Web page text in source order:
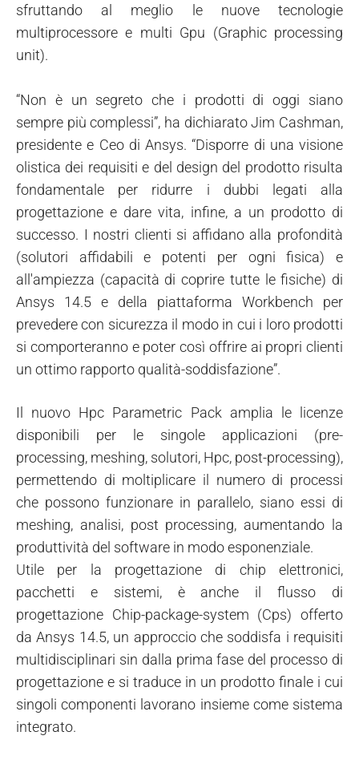
sfruttando al meglio le nuove tecnologie
multiprocessore e multi Gpu (Graphic processing
unit).
“Non è un segreto che i prodotti di oggi siano
sempre più complessi”, ha dichiarato Jim Cashman,
presidente e Ceo di Ansys. “Disporre di una visione
olistica dei requisiti e del design del prodotto risulta
fondamentale per ridurre i dubbi legati alla
progettazione e dare vita, infine, a un prodotto di
successo. I nostri clienti si affidano alla profondità
(solutori affidabili e potenti per ogni fisica) e
all'ampiezza (capacità di coprire tutte le fisiche) di
Ansys 14.5 e della piattaforma Workbench per
prevedere con sicurezza il modo in cui i loro prodotti
si comporteranno e poter così offrire ai propri clienti
un ottimo rapporto qualità-soddisfazione”.
Il nuovo Hpc Parametric Pack amplia le licenze
disponibili per le singole applicazioni (pre-
processing, meshing, solutori, Hpc, post-processing),
permettendo di moltiplicare il numero di processi
che possono funzionare in parallelo, siano essi di
meshing, analisi, post processing, aumentando la
produttività del software in modo esponenziale.
Utile per la progettazione di chip elettronici,
pacchetti e sistemi, è anche il flusso di
progettazione Chip-package-system (Cps) offerto
da Ansys 14.5, un approccio che soddisfa i requisiti
multidisciplinari sin dalla prima fase del processo di
progettazione e si traduce in un prodotto finale i cui
singoli componenti lavorano insieme come sistema
integrato.